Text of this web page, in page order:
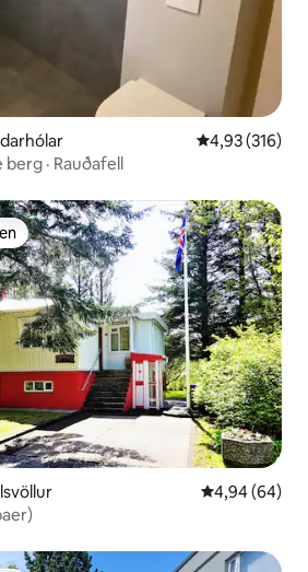
Gemiddelde
4,93 (316)
· Rauðafell
Gemiddelde
4,94 (64)